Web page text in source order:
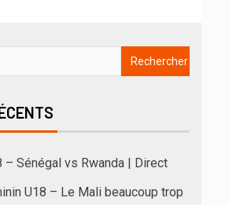
– Sénégal vs Rwanda | Direct
U18 – Le Mali beaucoup trop